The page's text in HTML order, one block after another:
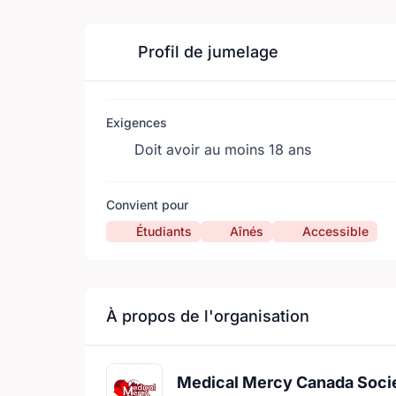
Profil de jumelage
Exigences
Doit avoir au moins 18 ans
Convient pour
Étudiants
Aînés Accessible
À propos de l'organisation
Medical Mercy Canada